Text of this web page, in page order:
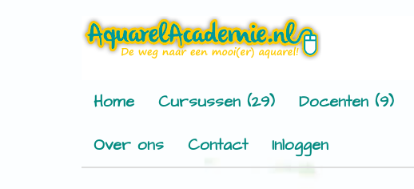
Home Cursussen (29) Docenten (9)
Over ons
Contact Inloggen